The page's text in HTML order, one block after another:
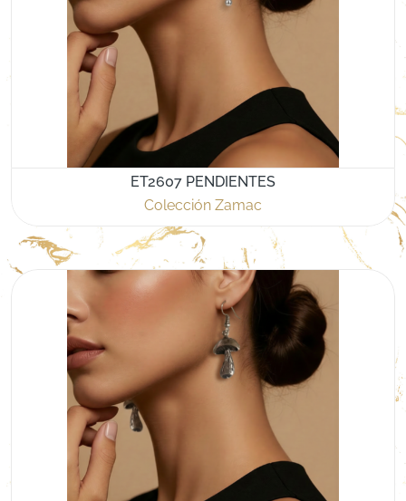
ET2607 PENDIENTES
Colección Zamac